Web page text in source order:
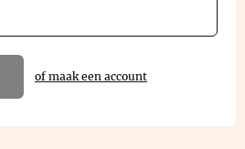
of maak een account